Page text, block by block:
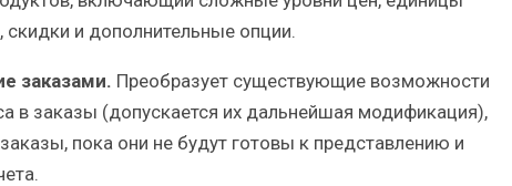
скидки и дополнительные опции.
заказами. Преобразует существующие возможности
в заказы (допускается их дальнейшая модификация),
пока они не будут готовы к представлению и